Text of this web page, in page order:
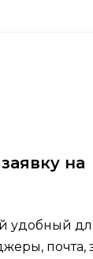
на
удобный
почта,